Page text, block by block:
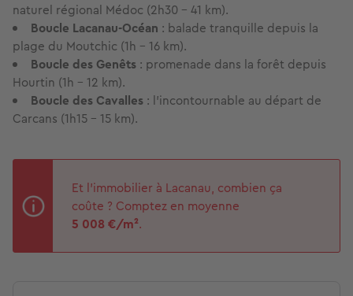
naturel régional Médoc (2h30 – 41 km).
Boucle Lacanau-Océan : balade tranquille depuis la
plage du Moutchic (1h – 16 km).
Boucle des Genêts : promenade dans la forêt depuis
Hourtin (1h – 12 km).
Boucle des Cavalles : l’incontournable au départ de
Carcans (1h15 – 15 km).
Et l'immobilier à Lacanau, combien ça
coûte ? Comptez en moyenne
5 008 €/m².